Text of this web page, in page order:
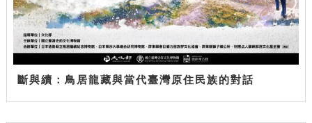
斷與續：鳥居龍藏與當代臺灣原住民族的對話